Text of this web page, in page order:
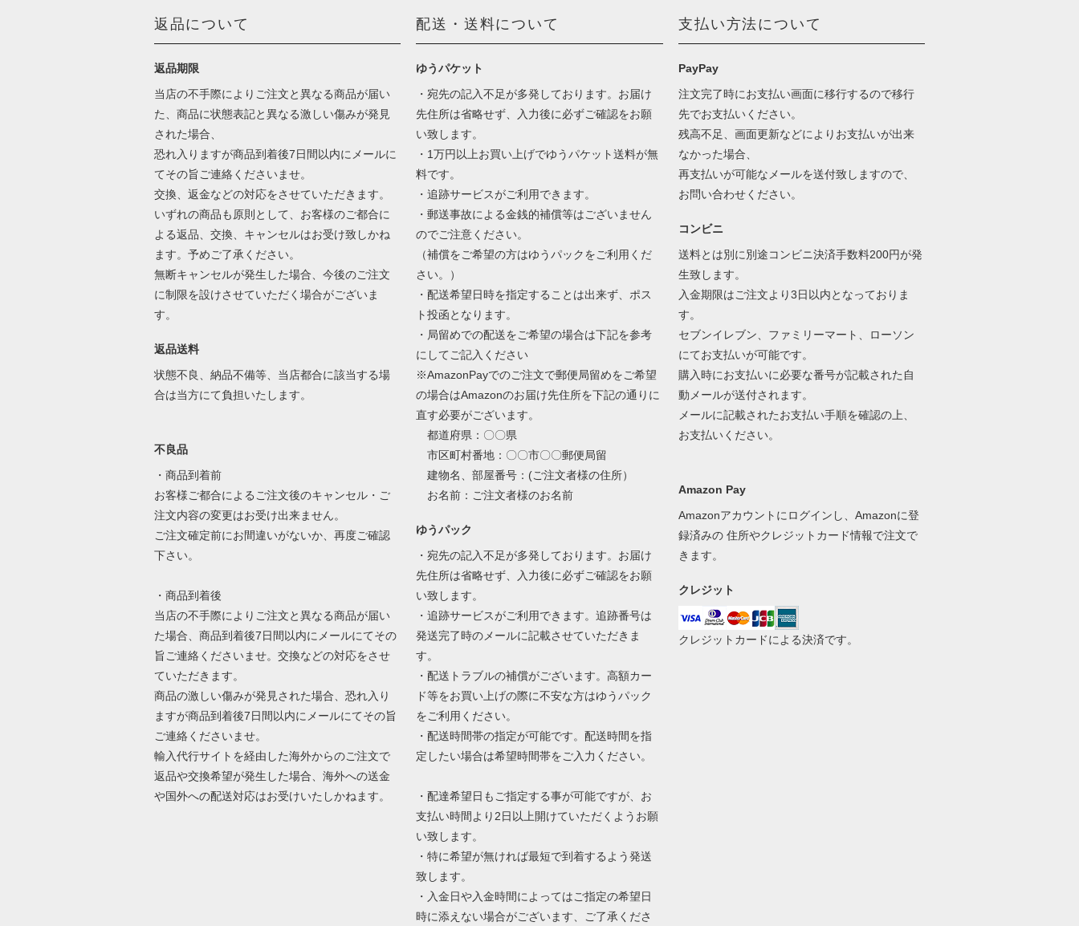
返品について
返品期限
当店の不手際によりご注文と異なる商品が届い
た、商品に状態表記と異なる激しい傷みが発見
された場合、
恐れ入りますが商品到着後7日間以内にメールに
てその旨ご連絡くださいませ。
交換、返金などの対応をさせていただきます。
いずれの商品も原則として、お客様のご都合に
よる返品、交換、キャンセルはお受け致しかね
ます。予めご了承ください。
無断キャンセルが発生した場合、今後のご注文
に制限を設けさせていただく場合がございま
す。
返品送料
状態不良、納品不備等、当店都合に該当する場
合は当方にて負担いたします。
不良品
・商品到着前
お客様ご都合によるご注文後のキャンセル・ご
注文内容の変更はお受け出来ません。
ご注文確定前にお間違いがないか、再度ご確認
下さい。
・商品到着後
当店の不手際によりご注文と異なる商品が届い
た場合、商品到着後7日間以内にメールにてその
旨ご連絡くださいませ。交換などの対応をさせ
ていただきます。
商品の激しい傷みが発見された場合、恐れ入り
ますが商品到着後7日間以内にメールにてその旨
ご連絡くださいませ。
輸入代行サイトを経由した海外からのご注文で
返品や交換希望が発生した場合、海外への送金
や国外への配送対応はお受けいたしかねます。
配送・送料について
ゆうパケット
・宛先の記入不足が多発しております。お届け
先住所は省略せず、入力後に必ずご確認をお願
い致します。
・1万円以上お買い上げでゆうパケット送料が無
料です。
・追跡サービスがご利用できます。
・郵送事故による金銭的補償等はございません
のでご注意ください。
（補償をご希望の方はゆうパックをご利用くだ
さい。）
・配送希望日時を指定することは出来ず、ポス
ト投函となります。
・局留めでの配送をご希望の場合は下記を参考
にしてご記入ください
※AmazonPayでのご注文で郵便局留めをご希望
の場合はAmazonのお届け先住所を下記の通りに
直す必要がございます。
都道府県：〇〇県
市区町村番地：〇〇市〇〇郵便局留
建物名、部屋番号：(ご注文者様の住所）
お名前：ご注文者様のお名前
ゆうパック
・宛先の記入不足が多発しております。お届け
先住所は省略せず、入力後に必ずご確認をお願
い致します。
・追跡サービスがご利用できます。追跡番号は
発送完了時のメールに記載させていただきま
す。
・配送トラブルの補償がございます。高額カー
ド等をお買い上げの際に不安な方はゆうパック
をご利用ください。
・配送時間帯の指定が可能です。配送時間を指
定したい場合は希望時間帯をご入力ください。
・配達希望日もご指定する事が可能ですが、お
支払い時間より2日以上開けていただくようお願
い致します。
・特に希望が無ければ最短で到着するよう発送
致します。
・入金日や入金時間によってはご指定の希望日
時に添えない場合がございます、ご了承くださ
支払い方法について
PayPay
注文完了時にお支払い画面に移行するので移行
先でお支払いください。
残高不足、画面更新などによりお支払いが出来
なかった場合、
再支払いが可能なメールを送付致しますので、
お問い合わせください。
コンビニ
送料とは別に別途コンビニ決済手数料200円が発
生致します。
入金期限はご注文より3日以内となっておりま
す。
セブンイレブン、ファミリーマート、ローソン
にてお支払いが可能です。
購入時にお支払いに必要な番号が記載された自
動メールが送付されます。
メールに記載されたお支払い手順を確認の上、
お支払いください。
Amazon Pay
Amazonアカウントにログインし、Amazonに登
録済みの 住所やクレジットカード情報で注文で
きます。
クレジット
クレジットカードによる決済です。